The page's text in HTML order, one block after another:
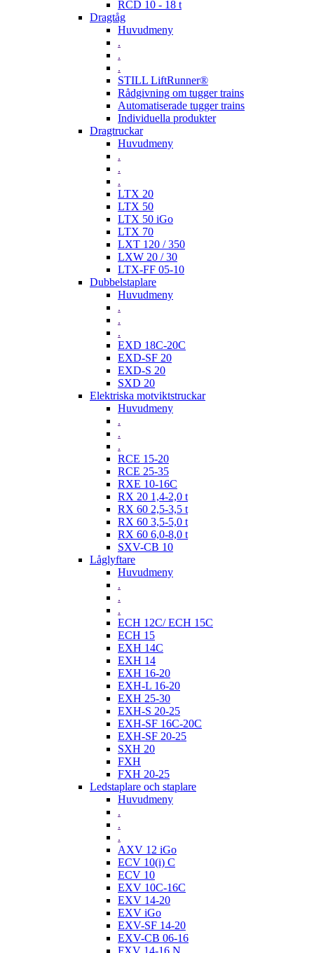
RCD 10 - 18 t
Dragtåg
Huvudmeny
.
.
.
STILL LiftRunner®
Rådgivning om tugger trains
Automatiserade tugger trains
Individuella produkter
Dragtruckar
Huvudmeny
.
.
.
LTX 20
LTX 50
LTX 50 iGo
LTX 70
LXT 120 / 350
LXW 20 / 30
LTX-FF 05-10
Dubbelstaplare
Huvudmeny
.
.
.
EXD 18C-20C
EXD-SF 20
EXD-S 20
SXD 20
Elektriska motviktstruckar
Huvudmeny
.
.
.
RCE 15-20
RCE 25-35
RXE 10-16C
RX 20 1,4-2,0 t
RX 60 2,5-3,5 t
RX 60 3,5-5,0 t
RX 60 6,0-8,0 t
SXV-CB 10
Låglyftare
Huvudmeny
.
.
.
ECH 12C/ ECH 15C
ECH 15
EXH 14C
EXH 14
EXH 16-20
EXH-L 16-20
EXH 25-30
EXH-S 20-25
EXH-SF 16C-20C
EXH-SF 20-25
SXH 20
FXH
FXH 20-25
Ledstaplare och staplare
Huvudmeny
.
.
.
AXV 12 iGo
ECV 10(i) C
ECV 10
EXV 10C-16C
EXV 14-20
EXV iGo
EXV-SF 14-20
EXV-CB 06-16
FXV 14-16 N